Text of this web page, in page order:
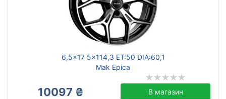
6,5x17 5x114,3 ET:50 DIA:60,1
Mak Epica
10097 ₴ В магазин